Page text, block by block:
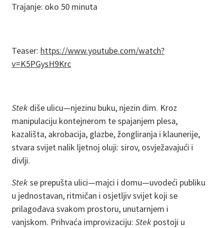
Trajanje: oko 50 minuta
Teaser: https://www.youtube.com/watch?
v=K5PGysH9Krc
Stek diše ulicu—njezinu buku, njezin dim. Kroz
manipulaciju kontejnerom te spajanjem plesa,
kazališta, akrobacija, glazbe, žongliranja i klaunerije,
stvara svijet nalik ljetnoj oluji: sirov, osvježavajući i
divlji.
Stekse prepušta ulici—majci i domu—uvodeći publiku
u jednostavan, ritmičan i osjetljiv svijet koji se
prilagođava svakom prostoru, unutarnjem i
vanjskom. Prihvaća improvizaciju: Stek postoji u